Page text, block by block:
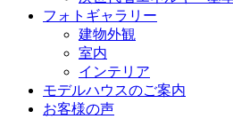
フォトギャラリー
建物外観
室内
インテリア
モデルハウスのご案内
お客様の声